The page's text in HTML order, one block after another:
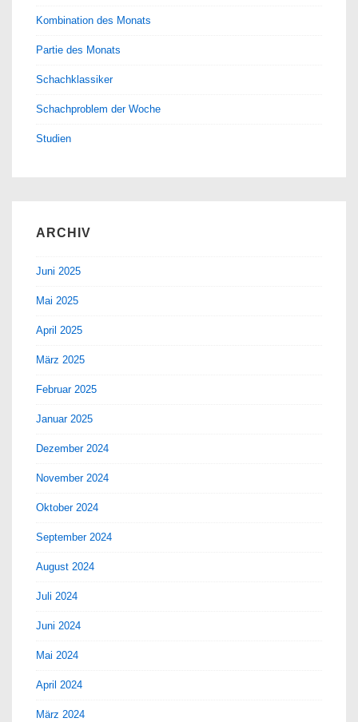
Kombination des Monats
Partie des Monats
Schachklassiker
Schachproblem der Woche
Studien
ARCHIV
Juni 2025
Mai 2025
April 2025
März 2025
Februar 2025
Januar 2025
Dezember 2024
November 2024
Oktober 2024
September 2024
August 2024
Juli 2024
Juni 2024
Mai 2024
April 2024
März 2024